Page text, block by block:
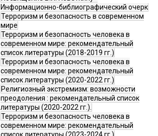
Информационно-библиографический очерк
Терроризм и безопасность в современном
мире
Терроризм и безопасность человека в
современном мире: рекомендательный
список литературы (2018-2019 гг.)
Терроризм и безопасность человека в
современном мире: рекомендательный
список литературы (2020-2022 гг.)
Религиозный экстремизм: возможности
преодоления : рекомендательный список
литературы (2020-2022 гг.).
Терроризм и безопасность человека в
современном мире: рекомендательный